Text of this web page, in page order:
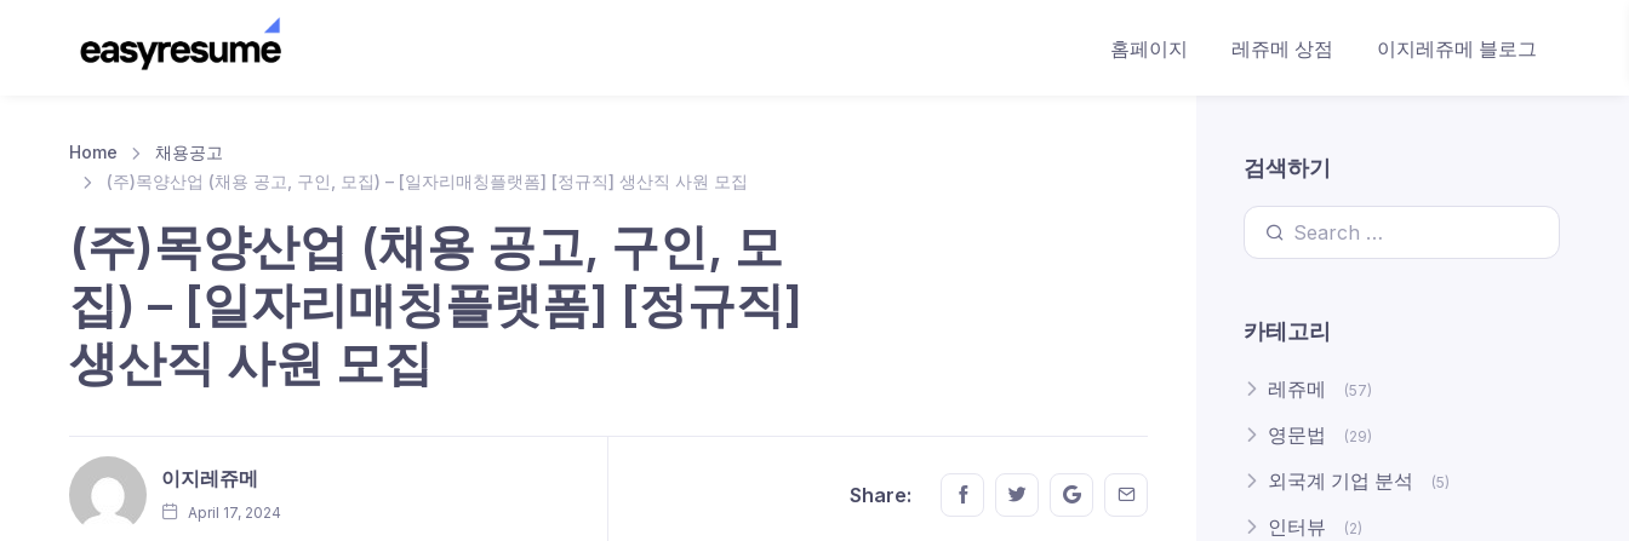
홈페이지 레쥬메 상점 이지레쥬메 블로그
Home
채용공고
(주)목양산업 (채용 공고, 구인, 모집) – [일자리매칭플랫폼] [정규직] 생산직 사원 모집
(주)목양산업 (채용 공고, 구인, 모
집) – [일자리매칭플랫폼] [정규직]
생산직 사원 모집
이지레쥬메
April 17, 2024
Share: Share this on FaceBook
Share this on Twitter
Share this on GMail
Share this on EMail
검색하기
Search for:
카테고리
레쥬메 (57)
영문법 (29)
외국계 기업 분석 (5)
인터뷰 (2)